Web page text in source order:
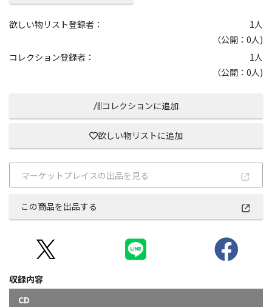
欲しい物リスト登録者： 1人
（公開：0人)
コレクション登録者：
1人
（公開：0人)
コレクションに追加
欲しい物リストに追加
マーケットプレイスの出品を見る
この商品を出品する
収録内容
CD